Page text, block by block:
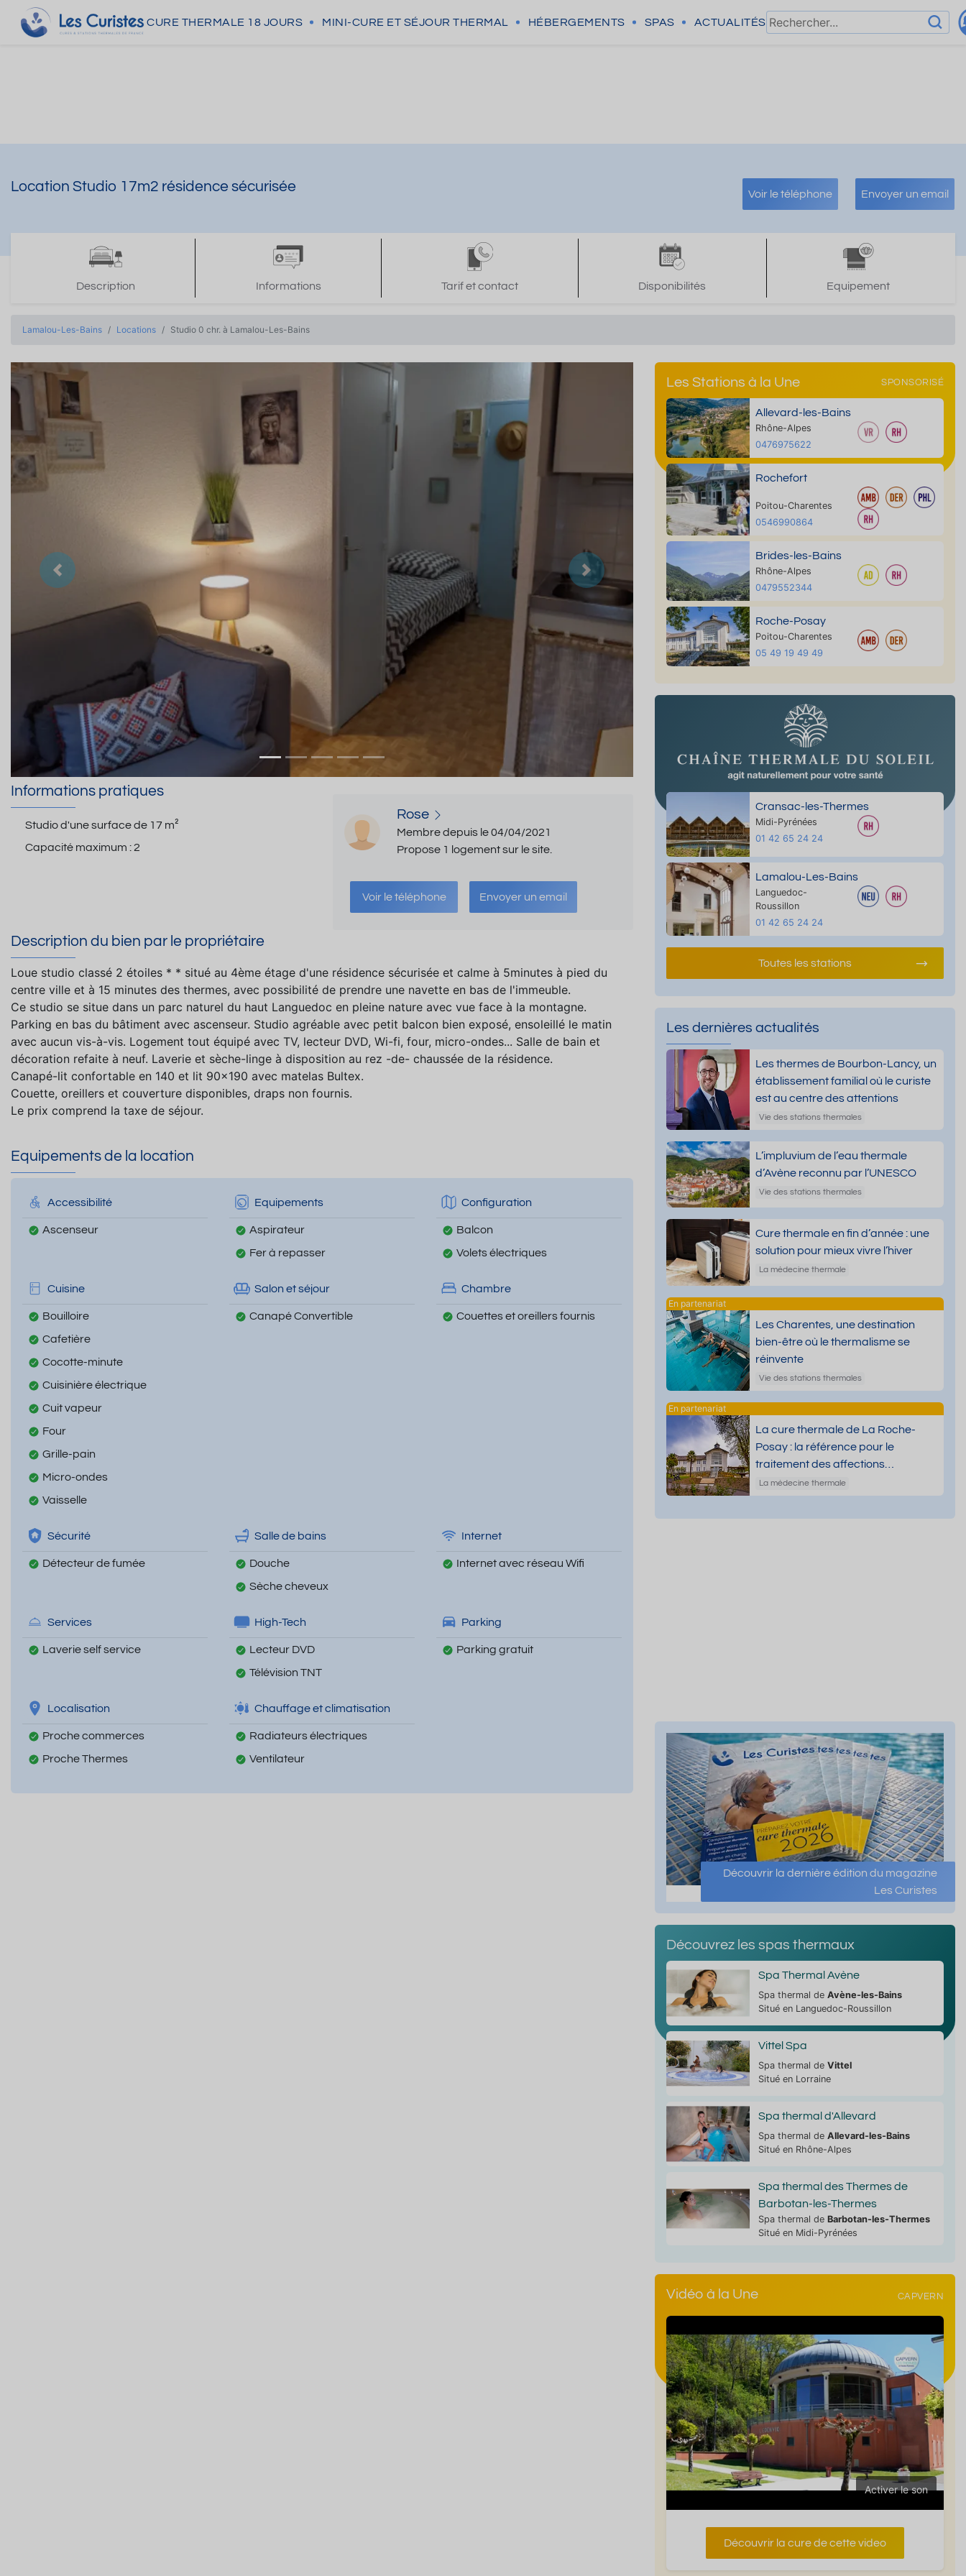
CURE THERMALE 18 JOURS MINI-CURE ET SÉJOUR THERMAL HÉBERGEMENTS SPAS ACTUALITÉS
Location Studio 17m2 résidence sécurisée Voir le téléphone Envoyer un email
Description Informations Tarif et contact Disponibilités Equipement
Lamalou-Les-Bains Locations Studio 0 chr. à Lamalou-Les-Bains
Précedent Suivant
Informations pratiques
Studio d'une surface de 17 m²
Capacité maximum :2
Rose
Membre depuis le 04/04/2021
Propose 1 logement sur le site.
Voir le téléphone Envoyer un email
Description du bien par le propriétaire
Loue studio classé 2 étoiles * * situé au 4ème étage d'une résidence sécurisée et calme à 5minutes à pied du
centre ville et à 15 minutes des thermes, avec possibilité de prendre une navette en bas de l'immeuble.
Ce studio se situe dans un parc naturel du haut Languedoc en pleine nature avec vue face à la montagne.
Parking en bas du bâtiment avec ascenseur. Studio agréable avec petit balcon bien exposé, ensoleillé le matin
avec aucun vis-à-vis. Logement tout équipé avec TV, lecteur DVD, Wi-fi, four, micro-ondes... Salle de bain et
décoration refaite à neuf. Laverie et sèche-linge à disposition au rez -de- chaussée de la résidence.
Canapé-lit confortable en 140 et lit 90x190 avec matelas Bultex.
Couette, oreillers et couverture disponibles, draps non fournis.
Le prix comprend la taxe de séjour.
Equipements de la location
Accessibilité
Ascenseur
Equipements
Aspirateur
Fer à repasser
Configuration
Balcon
Volets électriques
Cuisine
Bouilloire
Cafetière
Cocotte-minute
Cuisinière électrique
Cuit vapeur
Four
Grille-pain
Micro-ondes
Vaisselle
Salon et séjour
Canapé Convertible
Chambre
Couettes et oreillers fournis
Sécurité
Détecteur de fumée
Salle de bains
Douche
Sèche cheveux
Internet
Internet avec réseau Wifi
Services
Laverie self service
High-Tech
Lecteur DVD
Télévision TNT
Parking
Parking gratuit
Localisation
Proche commerces
Proche Thermes
Chauffage et climatisation
Radiateurs électriques
Ventilateur
Les Stations à la Une SPONSORISÉ
Allevard-les-Bains
Rhône-Alpes
0476975622
Rochefort
Poitou-Charentes
0546990864
Brides-les-Bains
Rhône-Alpes
0479552344
Roche-Posay
Poitou-Charentes
05 49 19 49 49
Cransac-les-Thermes
Midi-Pyrénées
01 42 65 24 24
Lamalou-Les-Bains
Languedoc-
Roussillon
01 42 65 24 24
Toutes les stations
Les dernières actualités
Les thermes de Bourbon-Lancy, un
établissement familial où le curiste
est au centre des attentions
Vie des stations thermales
L’impluvium de l’eau thermale
d’Avène reconnu par l’UNESCO
Vie des stations thermales
Cure thermale en fin d’année : une
solution pour mieux vivre l’hiver
La médecine thermale
Les Charentes, une destination
bien-être où le thermalisme se
réinvente
Vie des stations thermales
La cure thermale de La Roche-
Posay : la référence pour le
traitement des affections
dermatologiques
La médecine thermale
Découvrir la dernière édition du magazine
Les Curistes
Découvrez les spas thermaux
Spa Thermal Avène
Spa thermal de Avène-les-Bains
Situé en Languedoc-Roussillon
Vittel Spa
Spa thermal de Vittel
Situé en Lorraine
Spa thermal d'Allevard
Spa thermal de Allevard-les-Bains
Situé en Rhône-Alpes
Spa thermal des Thermes de
Barbotan-les-Thermes
Spa thermal de Barbotan-les-Thermes
Situé en Midi-Pyrénées
Vidéo à la Une CAPVERN
Activer le son
Découvrir la cure de cette video